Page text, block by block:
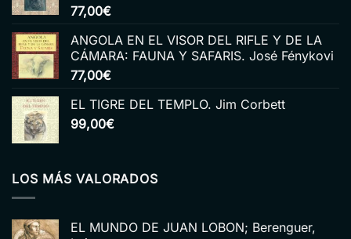
77,00€
ANGOLA EN EL VISOR DEL RIFLE Y DE LA
CÁMARA: FAUNA Y SAFARIS. José Fénykovi
77,00€
EL TIGRE DEL TEMPLO. Jim Corbett
99,00€
LOS MÁS VALORADOS
EL MUNDO DE JUAN LOBON; Berenguer,